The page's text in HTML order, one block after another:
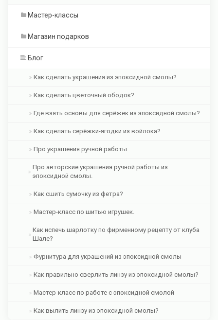
Мастер-классы
Магазин подарков
Блог
Как сделать украшения из эпоксидной смолы?
Как сделать цветочный ободок?
Где взять основы для серёжек из эпоксидной смолы?
Как сделать серёжки-ягодки из войлока?
Про украшения ручной работы.
Про авторские украшения ручной работы из
эпоксидной смолы.
Как сшить сумочку из фетра?
Мастер-класс по шитью игрушек.
Как испечь шарлотку по фирменному рецепту от клуба
Шале?
Фурнитура для украшений из эпоксидной смолы
Как правильно сверлить линзу из эпоксидной смолы?
Мастер-класс по работе с эпоксидной смолой
Как вылить линзу из эпоксидной смолы?